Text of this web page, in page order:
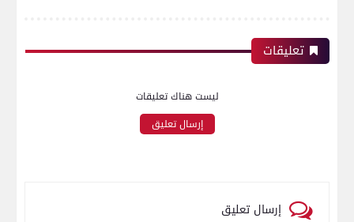
تعليقات
ليست هناك تعليقات
إرسال تعليق
إرسال تعليق